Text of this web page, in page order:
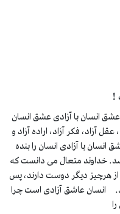
!
عشق انسان با آزادی عشق انسان
آزاد، فکر آزاد، اراده آزاد و
با آزادی انسان را بنده
خداوند متعال می دانست که
از هرچیز دیگر دوست دارند، پس
انسان عاشق آزادی است چرا